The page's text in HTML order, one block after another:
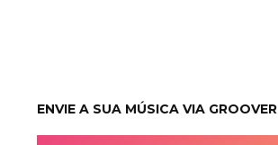
ENVIE A SUA MÚSICA VIA GROOVER